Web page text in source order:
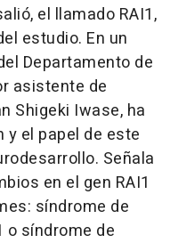
el llamado RAI1,
estudio. En un
Departamento de
asistente de
Shigeki Iwase, ha
el papel de este
Señala
en el gen RAI1
síndrome de
o síndrome de